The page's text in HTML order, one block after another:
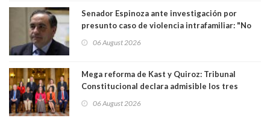
Senador Espinoza ante investigación por
presunto caso de violencia intrafamiliar: "No
antecedentes a Tribunal Supremo
06 August 2026
Mega reforma de Kast y Quiroz: Tribunal
Constitucional declara admisible los tres
06 August 2026